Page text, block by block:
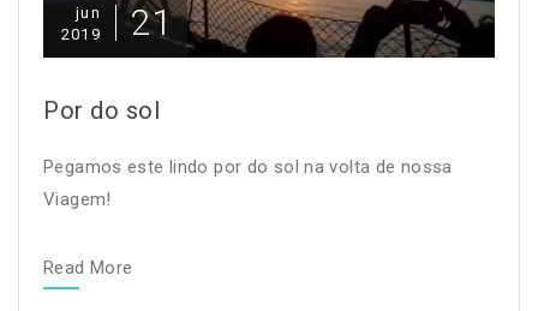
jun
2019
21
Por do sol
Pegamos este lindo por do sol na volta de nossa
Viagem!
Read More